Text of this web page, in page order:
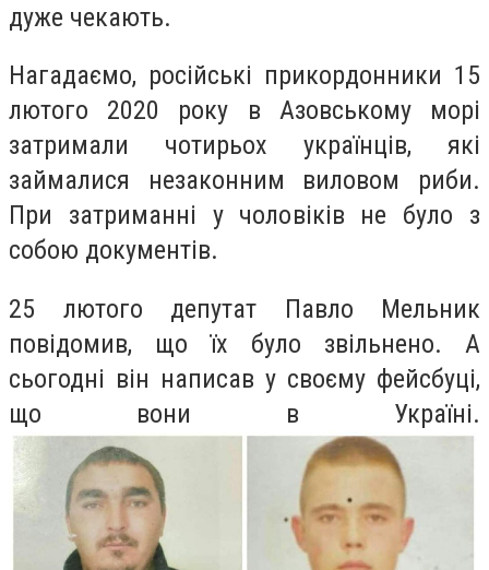
дуже чекають.
Нагадаємо, російські прикордонники 15
лютого 2020 року в Азовському морі
затримали чотирьох українців, які
займалися незаконним виловом риби.
При затриманні у чоловіків не було з
собою документів.
25 лютого депутат Павло Мельник
повідомив, що їх було звільнено. А
сьогодні він написав у своєму фейсбуці,
що вони в Україні.